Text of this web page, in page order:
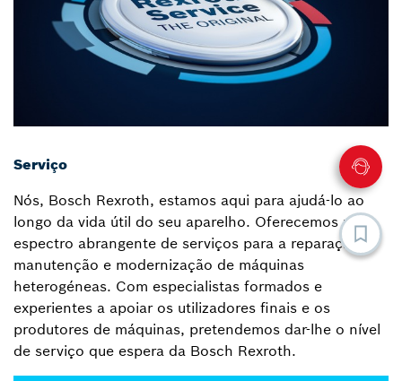
Serviço
Nós, Bosch Rexroth, estamos aqui para ajudá-lo ao
longo da vida útil do seu aparelho. Oferecemos um
espectro abrangente de serviços para a reparação,
manutenção e modernização de máquinas
heterogéneas. Com especialistas formados e
experientes a apoiar os utilizadores finais e os
produtores de máquinas, pretendemos dar-lhe o nível
de serviço que espera da Bosch Rexroth.